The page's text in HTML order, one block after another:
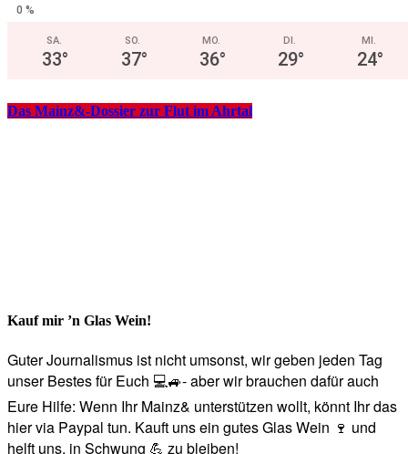
0 %
SA.
33°
SO.
37°
MO.
36°
DI.
29°
MI.
24°
Das Mainz&-Dossier zur Flut im Ahrtal
Kauf mir ’n Glas Wein!
Guter Journalismus ist nicht umsonst, wir geben jeden Tag
unser Bestes für Euch 💻🚙- aber wir brauchen dafür auch
Eure Hilfe: Wenn Ihr Mainz& unterstützen wollt, könnt Ihr das
hier via Paypal tun. Kauft uns ein gutes Glas Wein 🍷 und
helft uns, in Schwung 💪 zu bleiben!